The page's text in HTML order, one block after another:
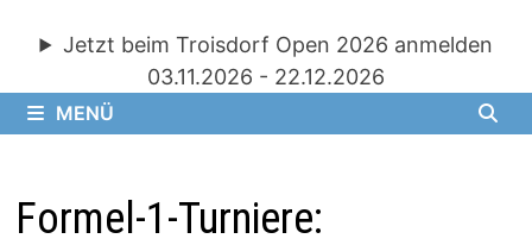
Jetzt beim Troisdorf Open 2026 anmelden
03.11.2026 - 22.12.2026
MENÜ
Formel-1-Turniere: